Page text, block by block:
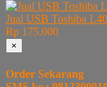
Jual USB Toshiba
Rp 175.000
×
Order Sekarang